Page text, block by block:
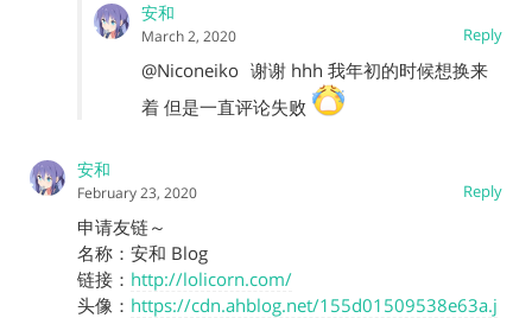
安和
Reply
March 2, 2020
@Niconeiko 谢谢 hhh 我年初的时候想换来
着 但是一直评论失败
安和
Reply
February 23, 2020
申请友链～
名称：安和 Blog
链接： http://lolicorn.com/
头像： https://cdn.ahblog.net/155d01509538e63a.j